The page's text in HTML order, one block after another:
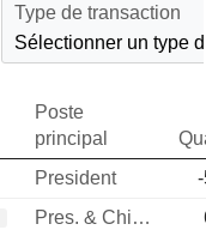
Type de transaction
Sélectionner un type
Poste
principal
President
Pres. & Chief Customer Officer